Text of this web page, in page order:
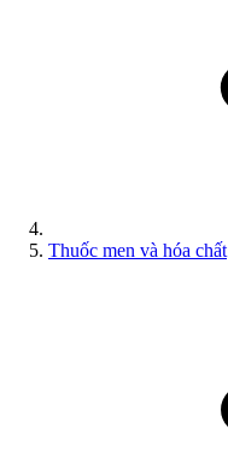
Thuốc men và hóa chất